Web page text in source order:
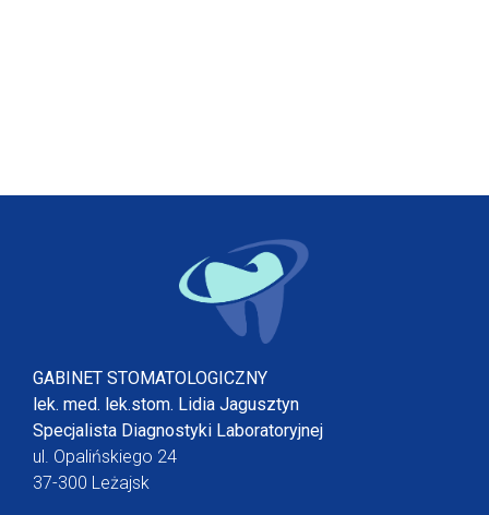
GABINET STOMATOLOGICZNY
lek. med. lek.stom. Lidia Jagusztyn
Specjalista Diagnostyki Laboratoryjnej
ul. Opalińskiego 24
37-300 Leżajsk